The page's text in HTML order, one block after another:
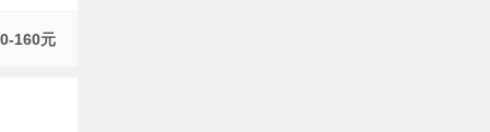
160元